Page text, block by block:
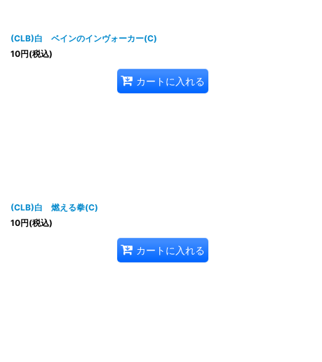
(CLB)白 ベインのインヴォーカー(C)
10円(税込)
カートに入れる
(CLB)白 燃える拳(C)
10円(税込)
カートに入れる